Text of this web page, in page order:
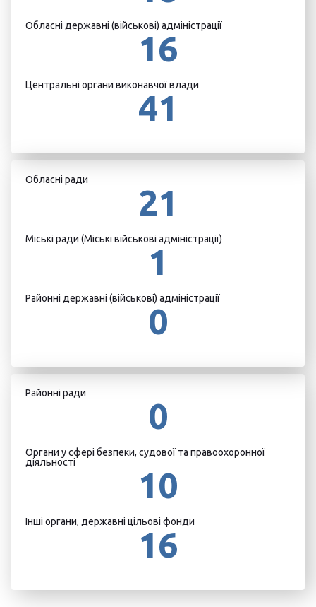
16
Обласні державні (військові) адміністрації
41
Центральні органи виконавчої влади
21
Обласні ради
1
Міські ради (Міські військові адміністрації)
0
Районні державні (військові) адміністрації
0
Районні ради
10
Органи у сфері безпеки, судової та правоохоронної
діяльності
16
Інші органи, державні цільові фонди